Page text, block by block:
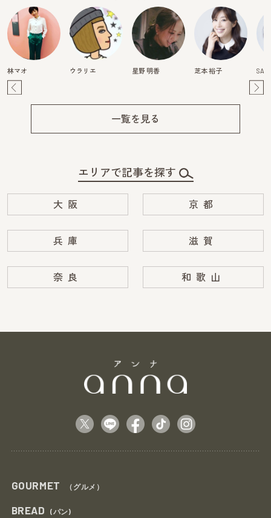
林マオ ウラリエ 星野 明香 芝本 裕子
一覧を見る
エリアで記事を探す
大阪 京都
兵庫 滋賀
奈良 和歌山
GOURMET （グルメ）
BREAD (パン)